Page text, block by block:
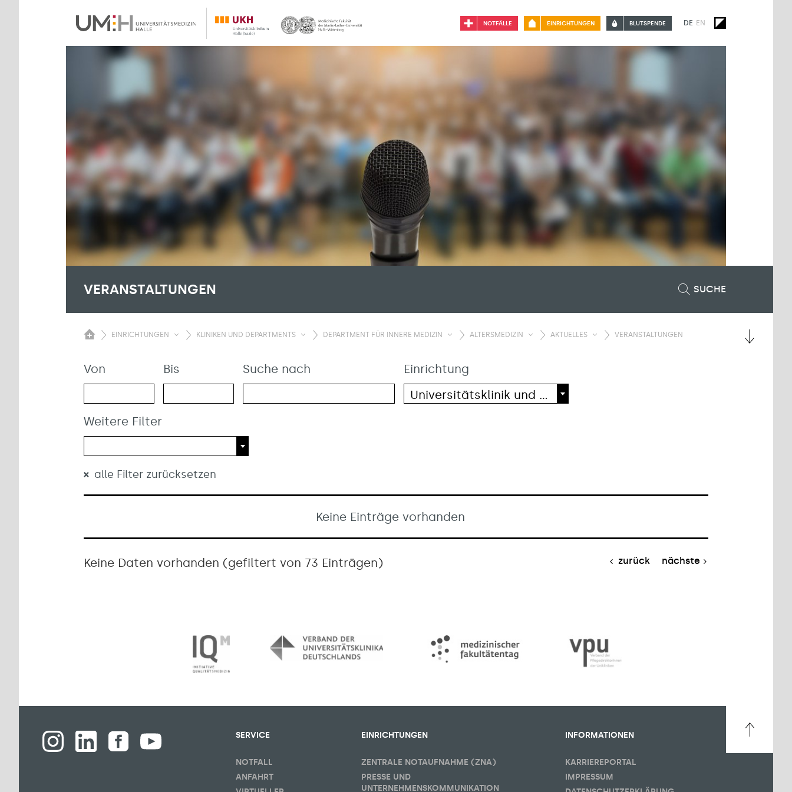
NOTFÄLLE EINRICHTUNGEN BLUTSPENDE DE EN
VERANSTALTUNGEN SUCHE
EINRICHTUNGEN KLINIKEN UND DEPARTMENTS DEPARTMENT FÜR INNERE MEDIZIN ALTERSMEDIZIN AKTUELLES VERANSTALTUNGEN
Von Bis Suche nach
Einrichtung
Universitätsklinik und Poliklinik für Altersmedizin
Weitere Filter
alle Filter zurücksetzen
Keine Einträge vorhanden
Keine Daten vorhanden (gefiltert von 73 Einträgen) zurück nächste
SERVICE
NOTFALL
ANFAHRT
EINRICHTUNGEN
ZENTRALE NOTAUFNAHME (ZNA)
PRESSE UND
UNTERNEHMENSKOMMUNIKATION
INFORMATIONEN
KARRIEREPORTAL
IMPRESSUM